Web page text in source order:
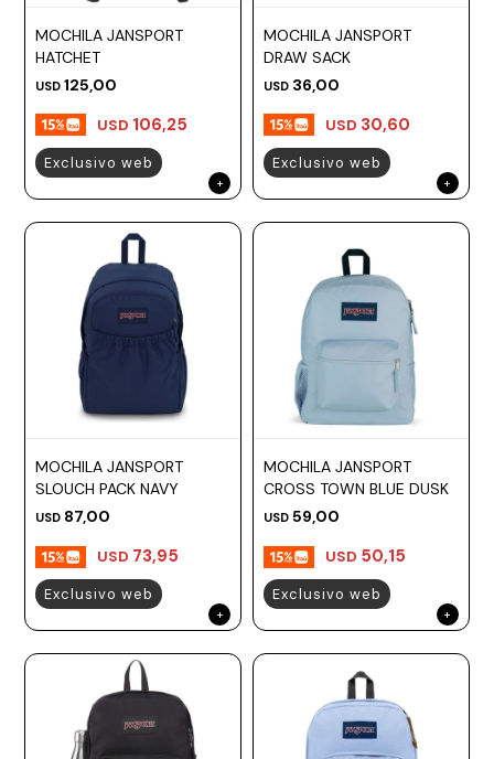
MOCHILA JANSPORT
HATCHET
USD 125,00
USD 106,25
Exclusivo web
MOCHILA JANSPORT
DRAW SACK
USD 36,00
USD 30,60
Exclusivo web
MOCHILA JANSPORT
SLOUCH PACK NAVY
USD 87,00
USD 73,95
Exclusivo web
MOCHILA JANSPORT
CROSS TOWN BLUE DUSK
USD 59,00
USD 50,15
Exclusivo web